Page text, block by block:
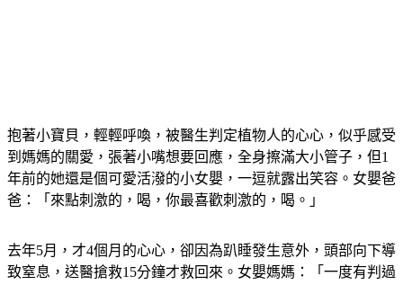
抱著小寶貝，輕輕呼喚，被醫生判定植物人的心心，似乎感受
到媽媽的關愛，張著小嘴想要回應，全身擦滿大小管子，但1
年前的她還是個可愛活潑的小女嬰，一逗就露出笑容。女嬰爸
去年5月，才4個月的心心，卻因為趴睡發生意外，頭部向下導